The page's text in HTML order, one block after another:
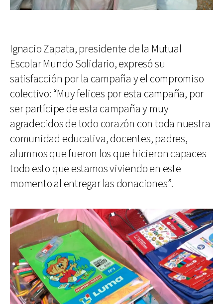
Ignacio Zapata, presidente de la Mutual
Escolar Mundo Solidario, expresó su
satisfacción por la campaña y el compromiso
colectivo: “Muy felices por esta campaña, por
ser partícipe de esta campaña y muy
agradecidos de todo corazón con toda nuestra
comunidad educativa, docentes, padres,
alumnos que fueron los que hicieron capaces
todo esto que estamos viviendo en este
momento al entregar las donaciones”.